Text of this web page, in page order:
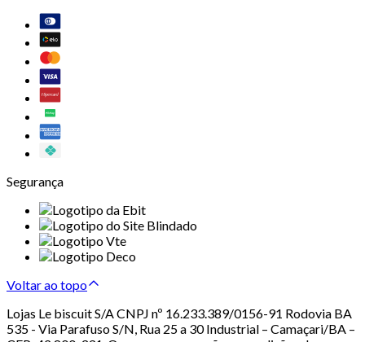
Segurança
Voltar ao topo
Lojas Le biscuit S/A CNPJ nº 16.233.389/0156-91 Rodovia BA
535 - Via Parafuso S/N, Rua 25 a 30 Industrial – Camaçari/BA –